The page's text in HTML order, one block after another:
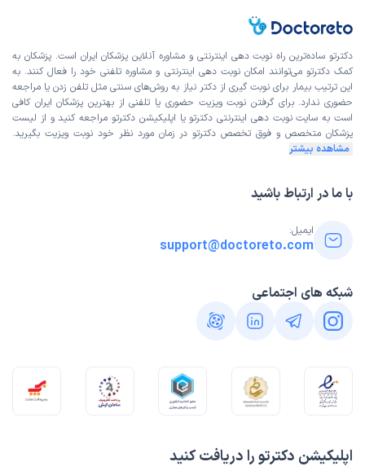
اپلیکیشن دکترتو را دریافت کنید
دکترتو ساده‌ترین راه نوبت‌ دهی اینترنتی و مشاوره آنلاین پزشکان ایران است. پزشکان به
کمک دکترتو می‌توانند امکان نوبت دهی اینترنتی و مشاوره تلفنی خود را فعال کنند. به
این ترتیب بیمار برای نوبت گیری از دکتر نیاز به روش‌های سنتی مثل تلفن زدن یا مراجعه
حضوری ندارد. برای گرفتن نوبت ویزیت حضوری یا تلفنی از بهترین پزشکان ایران کافی
است به سایت نوبت دهی اینترنتی دکترتو یا اپلیکیشن دکترتو مراجعه کنید و از لیست
پزشکان متخصص و فوق تخصص دکترتو در زمان مورد نظر خود نوبت ویزیت بگیرید.
مشاهده بیشتر
با ما در ارتباط باشید
ایمیل:
support@doctoreto.com
شبکه های اجتماعی